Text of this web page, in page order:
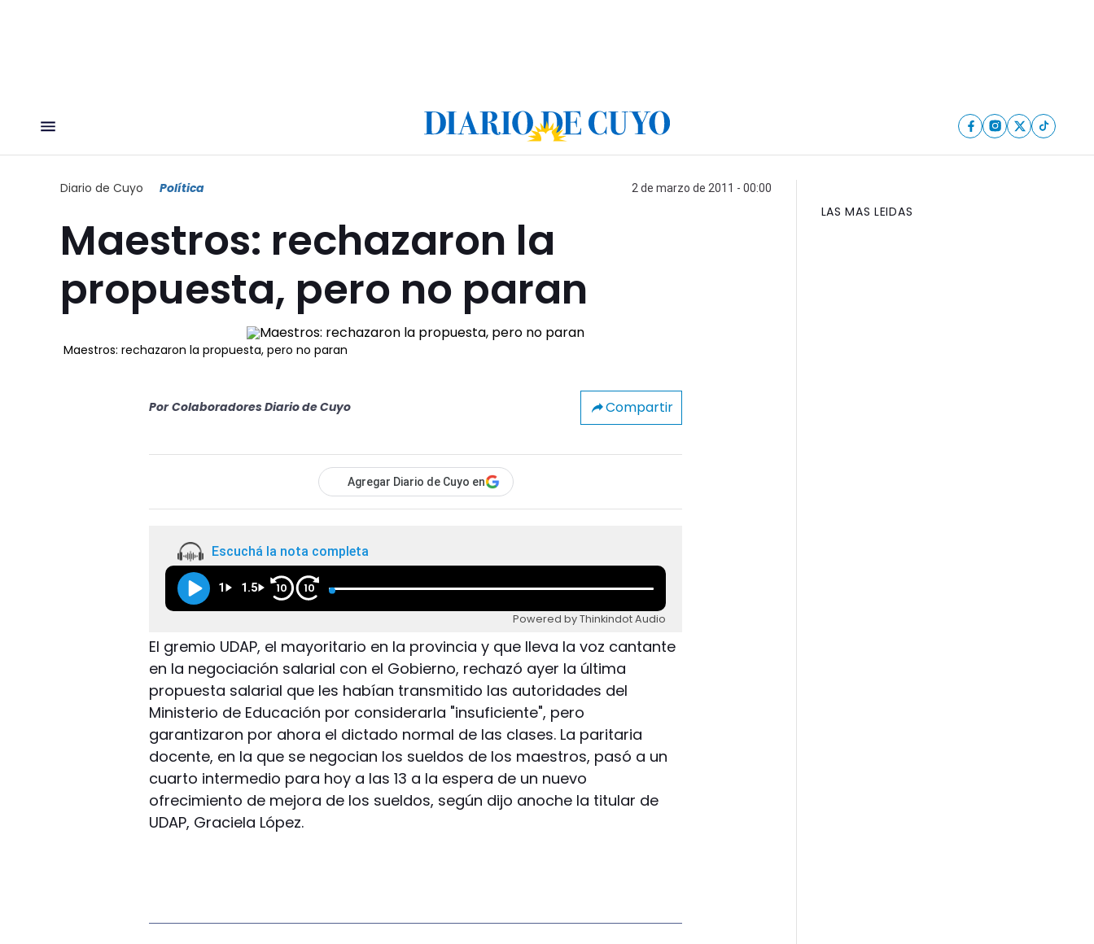
Diario de Cuyo Política 2 de marzo de 2011 - 00:00
Maestros: rechazaron la
propuesta, pero no paran
Maestros: rechazaron la propuesta, pero no paran
Por Colaboradores Diario de Cuyo Compartir
Agregar Diario de Cuyo en
Escuchá la nota completa
1 1.5 10 10
Powered by Thinkindot Audio
El gremio UDAP, el mayoritario en la provincia y que lleva la voz cantante
en la negociación salarial con el Gobierno, rechazó ayer la última
propuesta salarial que les habían transmitido las autoridades del
Ministerio de Educación por considerarla "insuficiente", pero
garantizaron por ahora el dictado normal de las clases. La paritaria
docente, en la que se negocian los sueldos de los maestros, pasó a un
cuarto intermedio para hoy a las 13 a la espera de un nuevo
ofrecimiento de mejora de los sueldos, según dijo anoche la titular de
UDAP, Graciela López.
LAS MAS LEIDAS